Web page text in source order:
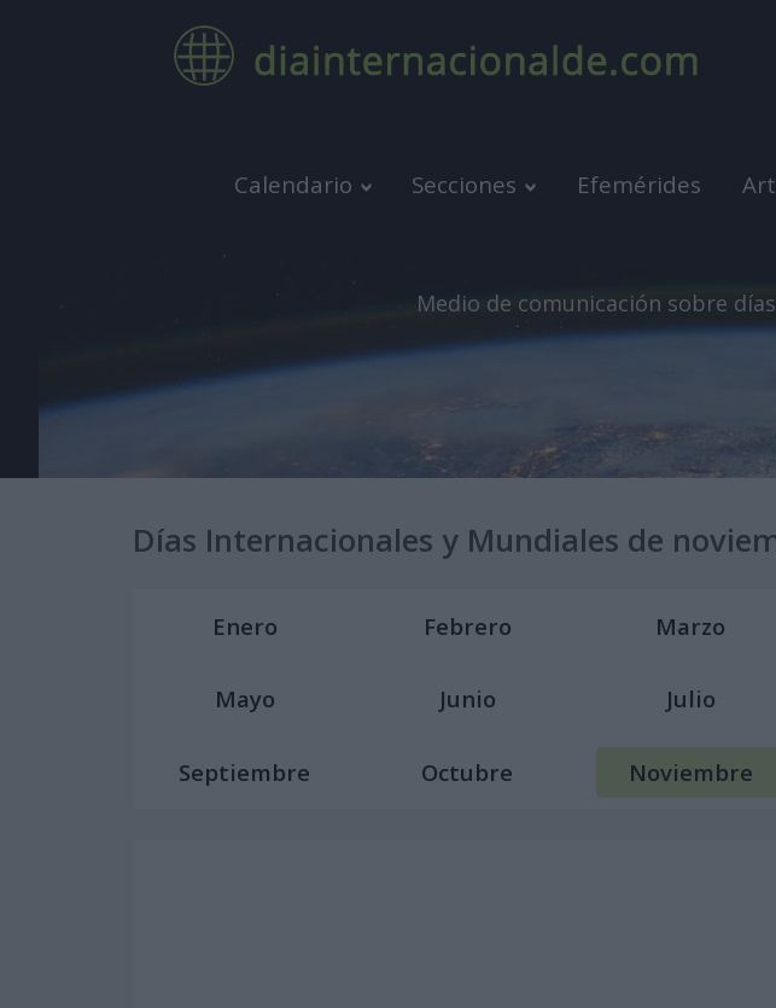
Calendario Secciones Efemérides
Medio de comunicación sobre
Días Internacionales y Mundiales de
Enero Febrero Marzo
Mayo Junio Julio
Septiembre Octubre Noviembre